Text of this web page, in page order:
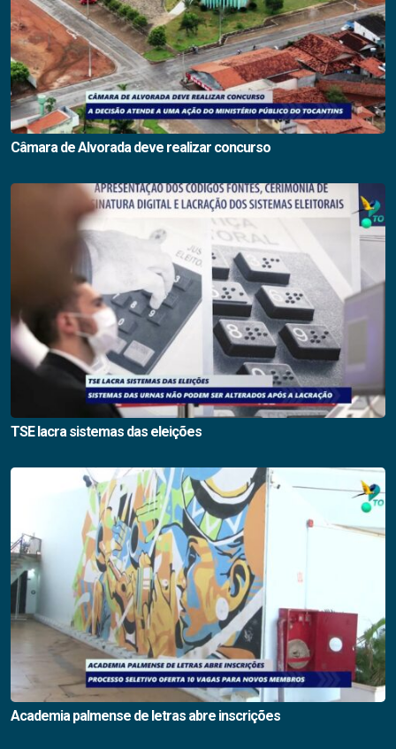
Câmara de Alvorada deve realizar concurso
TSE lacra sistemas das eleições
Academia palmense de letras abre inscrições